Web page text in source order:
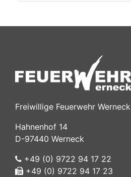
Freiwillige Feuerwehr Werneck
Hahnenhof 14
D-97440 Werneck
+49 (0) 9722 94 17 22
+49 (0) 9722 94 17 23